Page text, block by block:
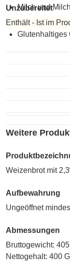
Milch und
Enthält - Ist im
Glutenhaltiges
Unzubereitet
Unzubereitet
Weitere
Weizenbrot mit
Aufbewahrung
Ungeöffnet
Abmessungen
Bruttogewicht:
Nettogehalt: 400